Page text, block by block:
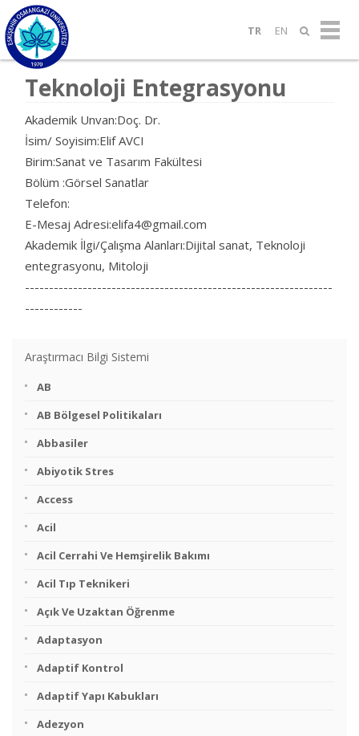
TR EN
Teknoloji Entegrasyonu
Akademik Unvan:Doç. Dr.
İsim/ Soyisim:Elif AVCI
Birim:Sanat ve Tasarım Fakültesi
Bölüm :Görsel Sanatlar
Telefon:
E-Mesaj Adresi:elifa4@gmail.com
Akademik İlgi/Çalışma Alanları:Dijital sanat, Teknoloji
entegrasyonu, Mitoloji
----------------------------------------------------------------
------------
Araştırmacı Bilgi Sistemi
AB
AB Bölgesel Politikaları
Abbasiler
Abiyotik Stres
Access
Acil
Acil Cerrahi Ve Hemşirelik Bakımı
Acil Tıp Teknikeri
Açık Ve Uzaktan Öğrenme
Adaptasyon
Adaptif Kontrol
Adaptif Yapı Kabukları
Adezyon